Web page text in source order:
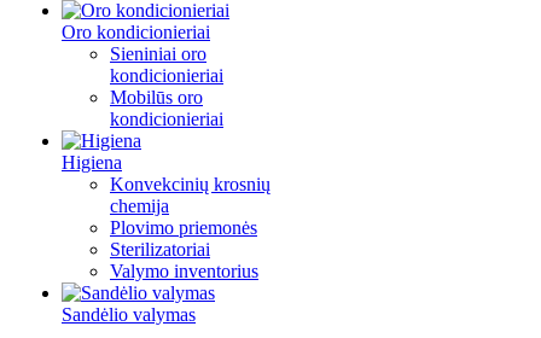
Oro kondicionieriai
Sieniniai oro
kondicionieriai
Mobilūs oro
kondicionieriai
Higiena
Konvekcinių krosnių
chemija
Plovimo priemonės
Sterilizatoriai
Valymo inventorius
Sandėlio valymas